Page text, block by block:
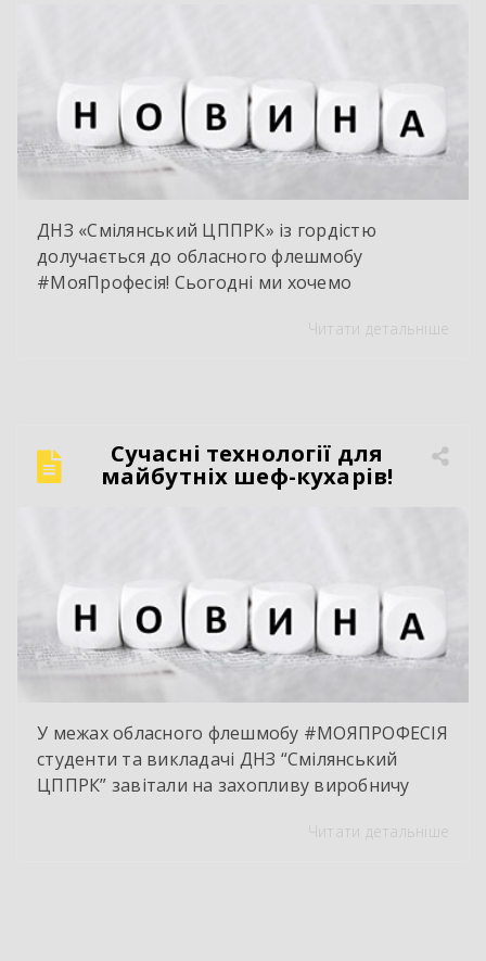
ДНЗ «Смілянський ЦППРК» із гордістю
долучається до обласного флешмобу
#МояПрофесія! Сьогодні ми хочемо
найтехнологічніших та найзатребуваніших
«просто крутити гайки». Це інтелектуальна
праця, комп’ютерна діагностика, знання
Читати детальніше
Сучасні технології для
майбутніх шеф-кухарів!
У межах обласного флешмобу #МОЯПРОФЕСІЯ
студенти та викладачі ДНЗ “Смілянський
ЦППРК” завітали на захопливу виробничу
НВК “Лідер”. Світлі кахлі, інноваційнеЧитати детальніше